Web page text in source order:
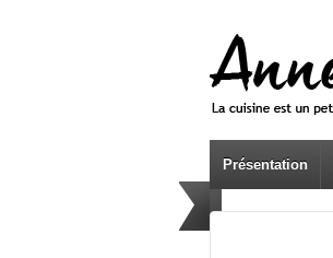
Présentation